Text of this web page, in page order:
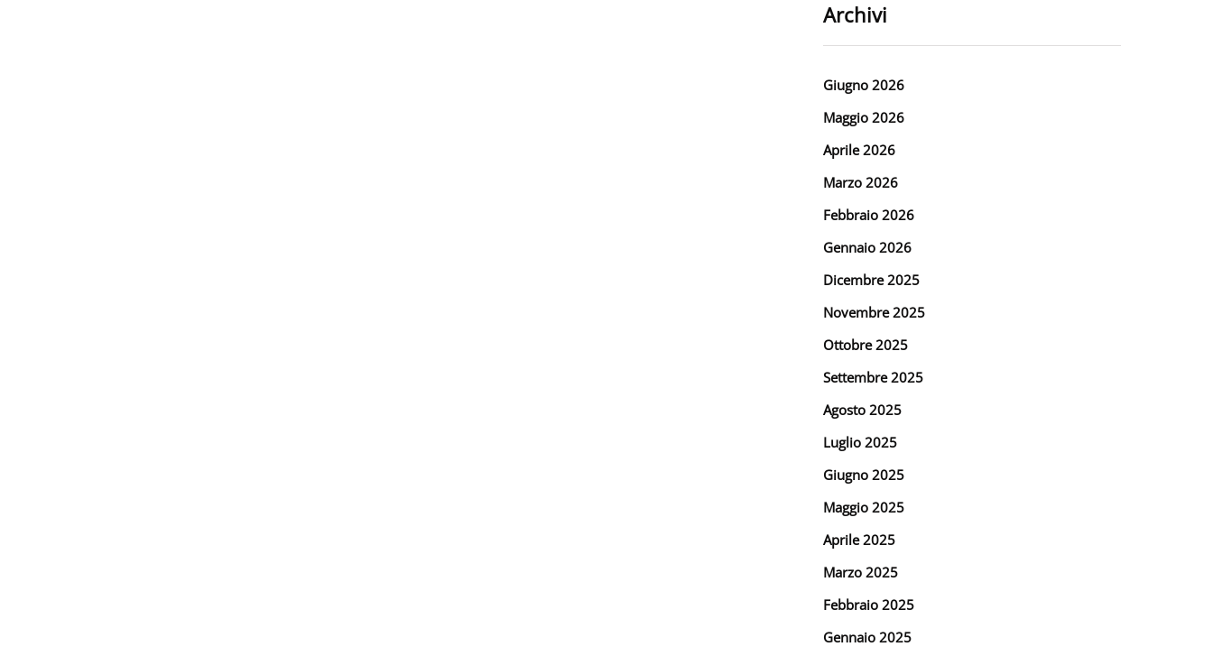
Archivi
Giugno 2026
Maggio 2026
Aprile 2026
Marzo 2026
Febbraio 2026
Gennaio 2026
Dicembre 2025
Novembre 2025
Ottobre 2025
Settembre 2025
Agosto 2025
Luglio 2025
Giugno 2025
Maggio 2025
Aprile 2025
Marzo 2025
Febbraio 2025
Gennaio 2025